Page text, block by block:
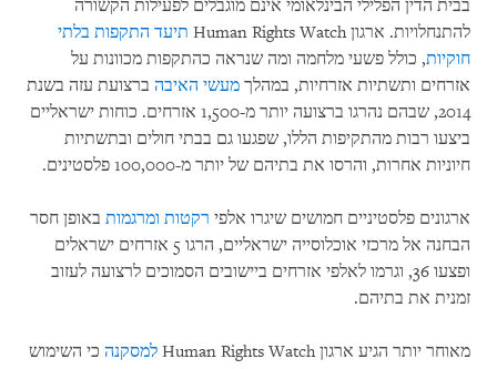
בבית הדין הפלילי הבינלאומי אינם מוגבלים לפעילות הקשורה
להתנחלויות. ארגון Human Rights Watch
תיעד התקפות בלתי
חוקיות, כולל פשעי מלחמה ומה שנראה כהתקפות מכוונות על
אזרחים ותשתיות אזרחיות, במהלך מעשי האיבה ברצועת עזה בשנת
2014, שבהם נהרגו ברצועה יותר מ-1,500 אזרחים. כוחות ישראליים
ביצעו רבות מהתקיפות הללו, שפגעו גם בבתי חולים ובתשתיות
חיוניות אחרות, והרסו את בתיהם של יותר מ-100,000 פלסטינים.
ארגונים פלסטיניים חמושים שיגרו אלפי רקטות ומרגמות באופן חסר
הבחנה אל מרכזי אוכלוסייה ישראליים, הרגו 5 אזרחים ישראלים
ופצעו 36, וגרמו לאלפי אזרחים ביישובים הסמוכים לרצועה לעזוב
זמנית את בתיהם.
מאוחר יותר הגיע ארגון Human Rights Watch למסקנה כי השימוש